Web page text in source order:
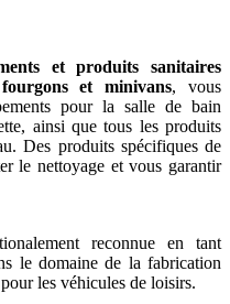
et produits sanitaires
et minivans, vous
pour la salle de bain
ainsi que tous les produits
Des produits spécifiques de
le nettoyage et vous garantir
reconnue en tant
le domaine de la fabrication
les véhicules de loisirs.